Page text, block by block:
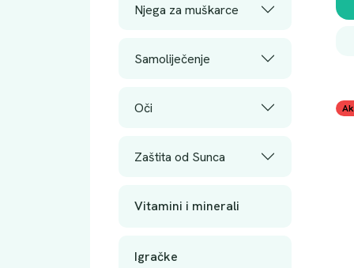
Njega za muškarce
Samoliječenje
Oči
Zaštita od Sunca
Vitamini i minerali
Igračke